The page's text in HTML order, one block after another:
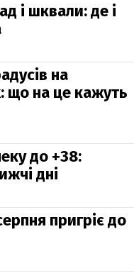
і шквали: де і
на
що на це кажуть
до +38:
дні
пригріє до